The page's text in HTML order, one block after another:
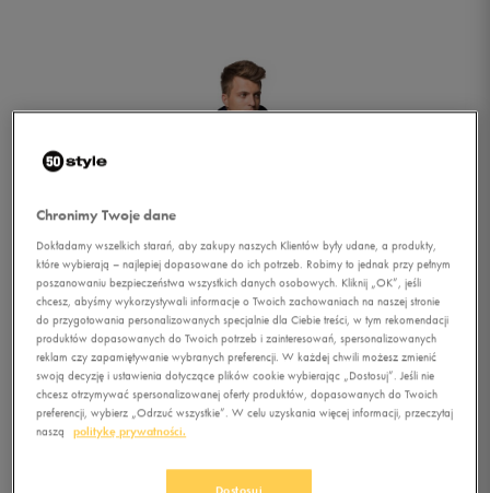
1/4
Chronimy Twoje dane
Dokładamy wszelkich starań, aby zakupy naszych Klientów były udane, a produkty,
które wybierają – najlepiej dopasowane do ich potrzeb. Robimy to jednak przy pełnym
poszanowaniu bezpieczeństwa wszystkich danych osobowych. Kliknij „OK”, jeśli
chcesz, abyśmy wykorzystywali informacje o Twoich zachowaniach na naszej stronie
do przygotowania personalizowanych specjalnie dla Ciebie treści, w tym rekomendacji
produktów dopasowanych do Twoich potrzeb i zainteresowań, spersonalizowanych
reklam czy zapamiętywanie wybranych preferencji. W każdej chwili możesz zmienić
swoją decyzję i ustawienia dotyczące plików cookie wybierając „Dostosuj”. Jeśli nie
chcesz otrzymywać spersonalizowanej oferty produktów, dopasowanych do Twoich
preferencji, wybierz „Odrzuć wszystkie”. W celu uzyskania więcej informacji, przeczytaj
naszą
politykę prywatności.